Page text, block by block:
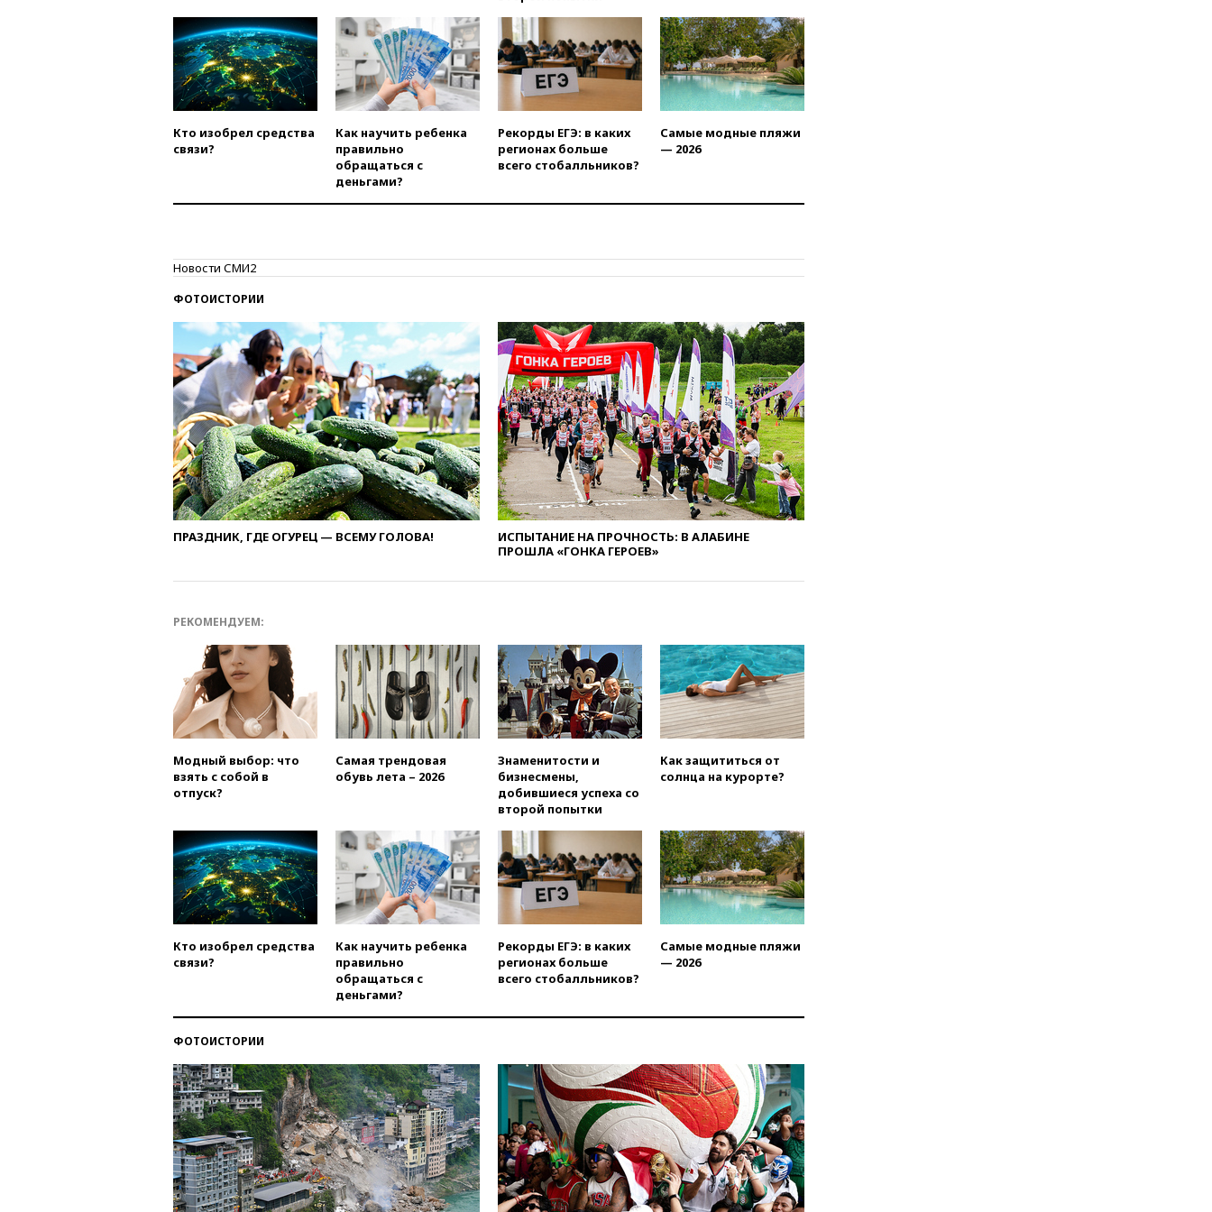
ракетах и системах Patriot
00:01
Трамп заявил о
необходимости пополнения
арсенала США
вчера, 23:28Слуцкий призвал
признать «Яблоко»
нежелательной организацией
вчера, 23:15
при падении деревьев во
пятницу ожидаются ливни
до 2032 года
вчера, 22:28Отказаться от
российского гражданства
станет значительно дороже
вчера, 22:20
Путин назвал 76-ю
гвардейскую десантно-
штурмовую дивизию
легендарной
вчера, 22:15Путин заслушал
доклад о ситуации на
добропольском направлении
вчера, 21:58
РФ американский Human
отменяет часть рейсов в Сочи
и Геленджик
вчера, 21:25Руслан Терновой
выиграл золото чемпионата
Европы в прыжках с 10-
метровой вышки
вчера, 21:10 РФ не получала
обращений о прекращении
концессии строительства ж/д
вчера, 21:00В России вновь
обсуждают эксперимент по
онлайн-продаже алкоголя
вчера, 20:45Матвиенко:
россиянам могут
Армению
вчера, 20:35
олимпиады для поступления в
вузы
вчера, 20:15Минтранс
предложил оплачивать
защиту дорог от БПЛА из
средств на ремонт
вчера, 20:00Зеленский 8
августа посетит Сербию с
Кто изобрел средства
связи?
Как научить ребенка
правильно
обращаться с
деньгами?
Рекорды ЕГЭ: в каких
регионах больше
всего стобалльников?
Самые модные пляжи
— 2026
Новости СМИ2
ФОТОИСТОРИИ
ПРАЗДНИК, ГДЕ ОГУРЕЦ — ВСЕМУ ГОЛОВА!
ИСПЫТАНИЕ НА ПРОЧНОСТЬ: В АЛАБИНЕ
ПРОШЛА «ГОНКА ГЕРОЕВ»
РЕКОМЕНДУЕМ:
Модный выбор: что
взять с собой в
отпуск?
Самая трендовая
обувь лета – 2026
Знаменитости и
бизнесмены,
добившиеся успеха со
второй попытки
Как защититься от
солнца на курорте?
Кто изобрел средства
связи?
Как научить ребенка
правильно
обращаться с
деньгами?
Рекорды ЕГЭ: в каких
регионах больше
всего стобалльников?
Самые модные пляжи
— 2026
ФОТОИСТОРИИ